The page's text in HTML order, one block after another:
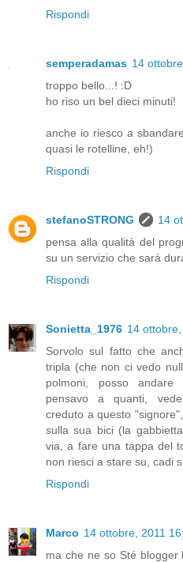
Rispondi
semperadamas 14
troppo bello...! :D
ho riso un bel dieci minuti!
anche io riesco a
quasi le rotelline, eh!)
Rispondi
stefanoSTRONG
14
pensa alla qualità del
su un servizio che sarà
Rispondi
Sonietta_1976 14
Sorvolo sul fatto che
tripla (che non ci vedo
polmoni, posso andare
pensavo a quanti,
creduto a questo
sulla sua bici (la
via, a fare una tappa del
non riesci a stare su, cadi
Rispondi
Marco 14 ottobre, 2011
ma che ne so Sté